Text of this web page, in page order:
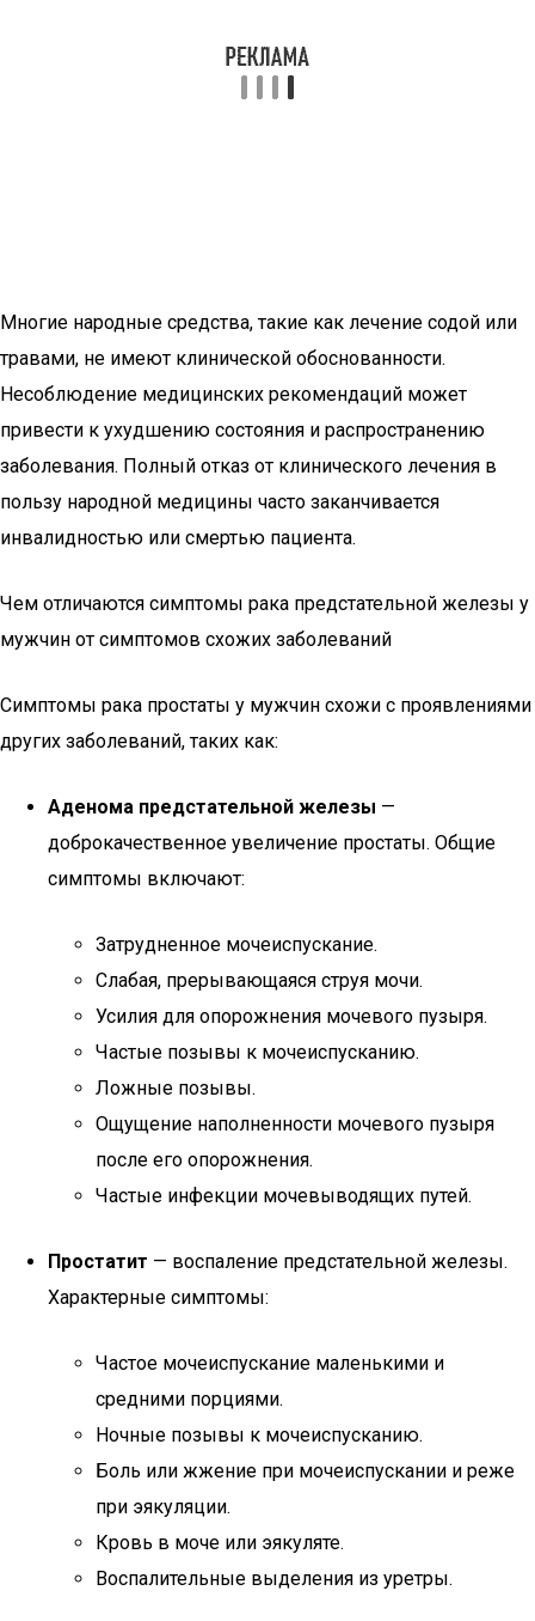
Многие народные средства, такие как лечение содой или
травами, не имеют клинической обоснованности.
Несоблюдение медицинских рекомендаций может
привести к ухудшению состояния и распространению
заболевания. Полный отказ от клинического лечения в
пользу народной медицины часто заканчивается
инвалидностью или смертью пациента.
Чем отличаются симптомы рака предстательной железы у
мужчин от симптомов схожих заболеваний
Симптомы рака простаты у мужчин схожи с проявлениями
других заболеваний, таких как:
Аденома предстательной железы —
доброкачественное увеличение простаты. Общие
симптомы включают:
Затрудненное мочеиспускание.
Слабая, прерывающаяся струя мочи.
Усилия для опорожнения мочевого пузыря.
Частые позывы к мочеиспусканию.
Ложные позывы.
Ощущение наполненности мочевого пузыря
после его опорожнения.
Частые инфекции мочевыводящих путей.
Простатит — воспаление предстательной железы.
Характерные симптомы:
Частое мочеиспускание маленькими и
средними порциями.
Ночные позывы к мочеиспусканию.
Боль или жжение при мочеиспускании и реже
при эякуляции.
Кровь в моче или эякуляте.
Воспалительные выделения из уретры.